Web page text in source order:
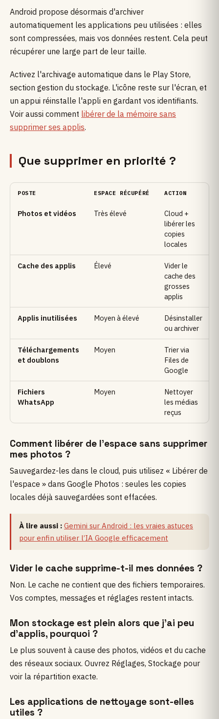
Android propose désormais d'archiver
automatiquement les applications peu utilisées : elles
sont compressées, mais vos données restent. Cela peut
récupérer une large part de leur taille.
Activez l'archivage automatique dans le Play Store,
section gestion du stockage. L'icône reste sur l'écran, et
un appui réinstalle l'appli en gardant vos identifiants.
Voir aussi comment libérer de la mémoire sans
supprimer ses applis.
Que supprimer en priorité ?
POSTE ESPACE RÉCUPÉRÉ ACTION
Photos et vidéos Très élevé
Cloud +
libérer les
copies
locales
Cache des applis Élevé
Vider le
cache des
grosses
applis
Applis inutilisées Moyen à élevé
Désinstaller
ou archiver
Téléchargements
et doublons
Moyen
Trier via
Files de
Google
Fichiers
WhatsApp
Moyen
Nettoyer
les médias
reçus
Comment libérer de l'espace sans supprimer
mes photos ?
Sauvegardez-les dans le cloud, puis utilisez « Libérer de
l'espace » dans Google Photos : seules les copies
locales déjà sauvegardées sont effacées.
À lire aussi : Gemini sur Android : les vraies astuces
pour enfin utiliser l’IA Google efficacement
Vider le cache supprime-t-il mes données ?
Non. Le cache ne contient que des fichiers temporaires.
Vos comptes, messages et réglages restent intacts.
Mon stockage est plein alors que j'ai peu
d'applis, pourquoi ?
Le plus souvent à cause des photos, vidéos et du cache
des réseaux sociaux. Ouvrez Réglages, Stockage pour
voir la répartition exacte.
Les applications de nettoyage sont-elles
utiles ?